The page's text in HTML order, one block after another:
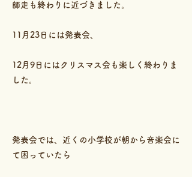
師走も終わりに近づきました。
11月23日には発表会、
12月9日にはクリスマス会も楽しく終わりま
した。
発表会では、近くの小学校が朝から音楽会に
て困っていたら